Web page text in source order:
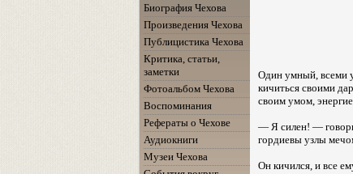
Биография Чехова
Произведения Чехова
Публицистика Чехова
Критика, статьи,
заметки
Фотоальбом Чехова
Воспоминания
Рефераты о Чехове
Аудиокниги
Музеи Чехова
Один умный, всеми
кичиться своими
своим умом,
— Я силен! —
гордиевы узлы
Он кичился, и все